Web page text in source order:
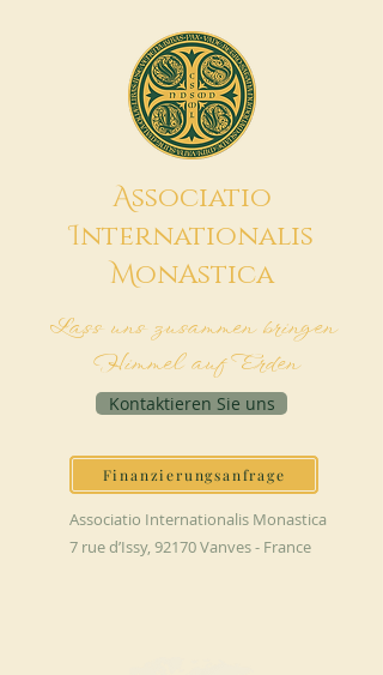
Associatio
Internationalis
MonAstica
Lass uns zusammen bringen
Himmel auf Erden
Kontaktieren Sie uns
Finanzierungsanfrage
Associatio Internationalis Monastica
7 rue d’Issy, 92170 Vanves - France